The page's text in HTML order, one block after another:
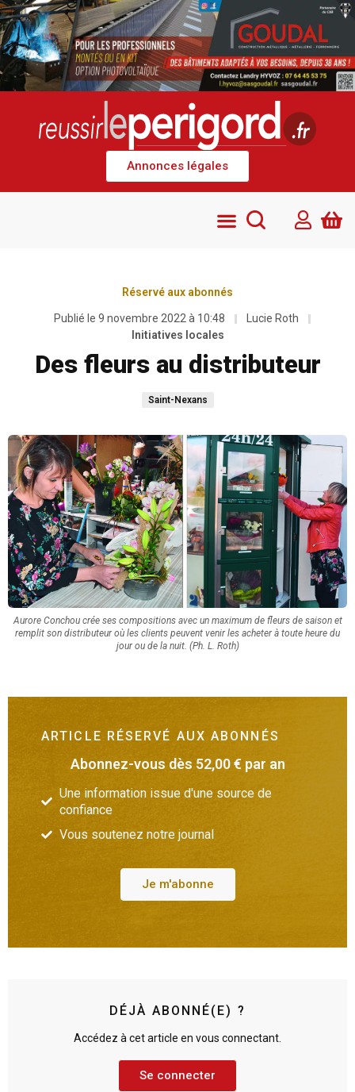
Annonces légales
Réservé aux abonnés
Publié le 9 novembre 2022 à 10:48
Lucie Roth
Initiatives locales
Des fleurs au distributeur
Saint-Nexans
Aurore Conchou crée ses compositions avec un maximum de fleurs de saison et
remplit son distributeur où les clients peuvent venir les acheter à toute heure du
jour ou de la nuit. (Ph. L. Roth)
ARTICLE RÉSERVÉ AUX ABONNÉS
Abonnez-vous dès 52,00 € par an
Une information issue d'une source de
confiance
Vous soutenez notre journal
Je m'abonne
DÉJÀ ABONNÉ(E) ?
Accédez à cet article en vous connectant.
Se connecter